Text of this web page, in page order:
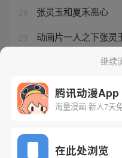
28 张灵玉和夏禾恶心
29 动画片一人之下张灵
杨一叹和王权霸业小
继续
腾讯动漫App
海量漫画 新人7天
在此处浏览
网站备案/许可